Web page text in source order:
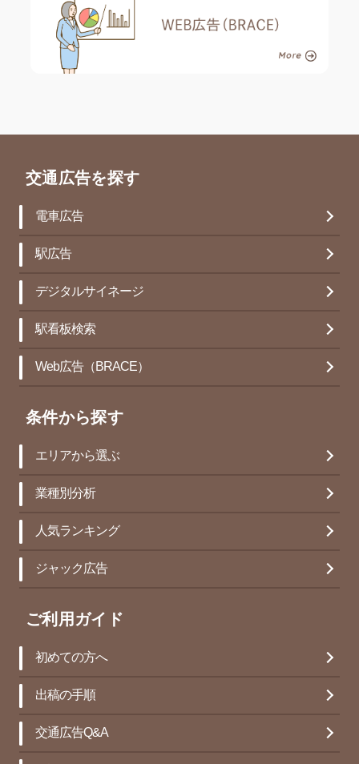
交通広告を探す
電車広告
駅広告
デジタルサイネージ
駅看板検索
Web広告（BRACE）
条件から探す
エリアから選ぶ
業種別分析
人気ランキング
ジャック広告
ご利用ガイド
初めての方へ
出稿の手順
交通広告Q&A